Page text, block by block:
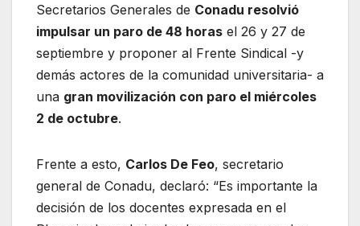
Secretarios Generales de Conadu resolvió
impulsar un paro de 48 horas el 26 y 27 de
septiembre y proponer al Frente Sindical -y
demás actores de la comunidad universitaria- a
una gran movilización con paro el miércoles
2 de octubre.
Frente a esto, Carlos De Feo, secretario
general de Conadu, declaró: “Es importante la
decisión de los docentes expresada en el